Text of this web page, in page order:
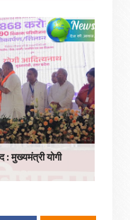
: ​मुख्यमंत्री योगी